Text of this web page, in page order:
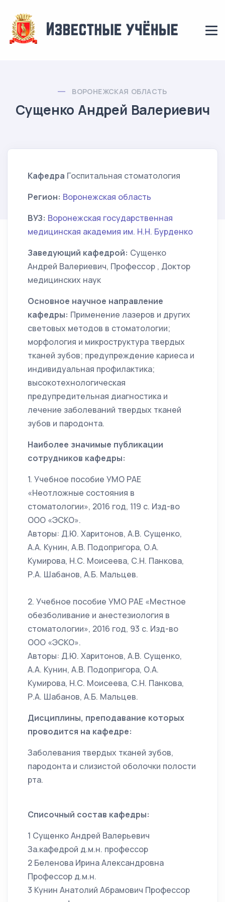
ВОРОНЕЖСКАЯ ОБЛАСТЬ
Сущенко Андрей Валериевич
Кафедра Госпитальная стоматология
Регион: Воронежская область
ВУЗ: Воронежская государственная
медицинская академия им. Н.Н. Бурденко
Заведующий кафедрой: Сущенко
Андрей Валериевич, Профессор , Доктор
медицинских наук
Основное научное направление
кафедры: Применение лазеров и других
световых методов в стоматологии;
морфология и микроструктура твердых
тканей зубов; предупреждение кариеса и
индивидуальная профилактика;
высокотехнологическая
предупредительная диагностика и
лечение заболеваний твердых тканей
зубов и пародонта.
Наиболее значимые публикации
сотрудников кафедры:
1. Учебное пособие УМО РАЕ
«Неотложные состояния в
стоматологии», 2016 год, 119 с. Изд-во
ООО «ЭСКО».
Авторы: Д.Ю. Харитонов, А.В. Сущенко,
А.А. Кунин, А.В. Подопригора, О.А.
Кумирова, Н.С. Моисеева, С.Н. Панкова,
Р.А. Шабанов, А.Б. Мальцев.
2. Учебное пособие УМО РАЕ «Местное
обезболивание и анестезиология в
стоматологии», 2016 год, 93 с. Изд-во
ООО «ЭСКО».
Авторы: Д.Ю. Харитонов, А.В. Сущенко,
А.А. Кунин, А.В. Подопригора, О.А.
Кумирова, Н.С. Моисеева, С.Н. Панкова,
Р.А. Шабанов, А.Б. Мальцев.
Дисциплины, преподавание которых
проводится на кафедре:
Заболевания твердых тканей зубов,
пародонта и слизистой оболочки полости
рта.
Списочный состав кафедры:
1 Сущенко Андрей Валерьевич
За.кафедрой д.м.н. профессор
2 Беленова Ирина Александровна
Профессор д.м.н.
3 Кунин Анатолий Абрамович Профессор